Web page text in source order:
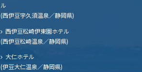
ル
(西伊豆宇久須温泉／静岡県)
西伊豆松崎伊東園ホテル
(西伊豆松崎温泉／静岡県)
大仁ホテル
(伊豆大仁温泉／静岡県)